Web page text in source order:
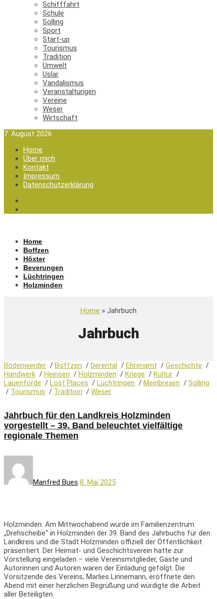
Schifffahrt
Schule
Solling
Sport
Start-up
Tourismus
Tradition
Umwelt
Uslar
Vandalismus
Veranstaltungen
Vereine
Weser
Wirtschaft
7. August 2026
Home
Über mich
Kontakt
Impressum
Datenschutzerklärung
Home
Boffzen
Höxter
Beverungen
Lüchtringen
Holzminden
Home » Jahrbuch
Jahrbuch
Bodenwerder / Boffzen / Derental / Ehrenamt / Geschichte /
Handwerk / Heinsen / Holzminden / Kriege / Kultur /
Lauenförde / Lost Places / Lüchtringen / Meinbrexen / Solling
/ Tourismus / Tradition / Weser
Jahrbuch für den Landkreis Holzminden
vorgestellt – 39. Band beleuchtet vielfältige
regionale Themen
Manfred Bues 8. Mai 2025
Holzminden. Am Mittwochabend wurde im Familienzentrum
„Drehscheibe“ in Holzminden der 39. Band des Jahrbuchs für den
Landkreis und die Stadt Holzminden offiziell der Öffentlichkeit
präsentiert. Der Heimat- und Geschichtsverein hatte zur
Vorstellung eingeladen – viele Vereinsmitglieder, Gäste und
Autorinnen und Autoren waren der Einladung gefolgt. Die
Vorsitzende des Vereins, Marlies Linnemann, eröffnete den
Abend mit einer herzlichen Begrüßung und würdigte die Arbeit
aller Beteiligten.